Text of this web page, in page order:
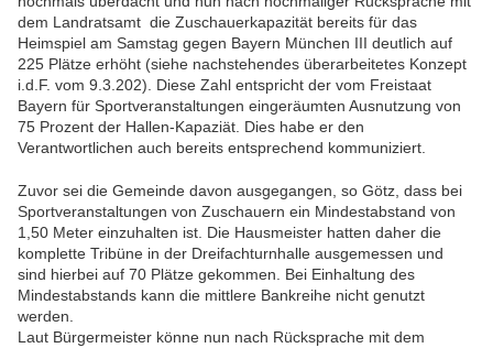
dem Landratsamt die Zuschauerkapazität bereits für das
Heimspiel am Samstag gegen Bayern München III deutlich auf
225 Plätze erhöht (siehe nachstehendes überarbeitetes Konzept
i.d.F. vom 9.3.202). Diese Zahl entspricht der vom Freistaat
Bayern für Sportveranstaltungen eingeräumten Ausnutzung von
75 Prozent der Hallen-Kapaziät. Dies habe er den
Verantwortlichen auch bereits entsprechend kommuniziert.
Zuvor sei die Gemeinde davon ausgegangen, so Götz, dass bei
Sportveranstaltungen von Zuschauern ein Mindestabstand von
1,50 Meter einzuhalten ist. Die Hausmeister hatten daher die
komplette Tribüne in der Dreifachturnhalle ausgemessen und
sind hierbei auf 70 Plätze gekommen. Bei Einhaltung des
Mindestabstands kann die mittlere Bankreihe nicht genutzt
werden.
Laut Bürgermeister könne nun nach Rücksprache mit dem